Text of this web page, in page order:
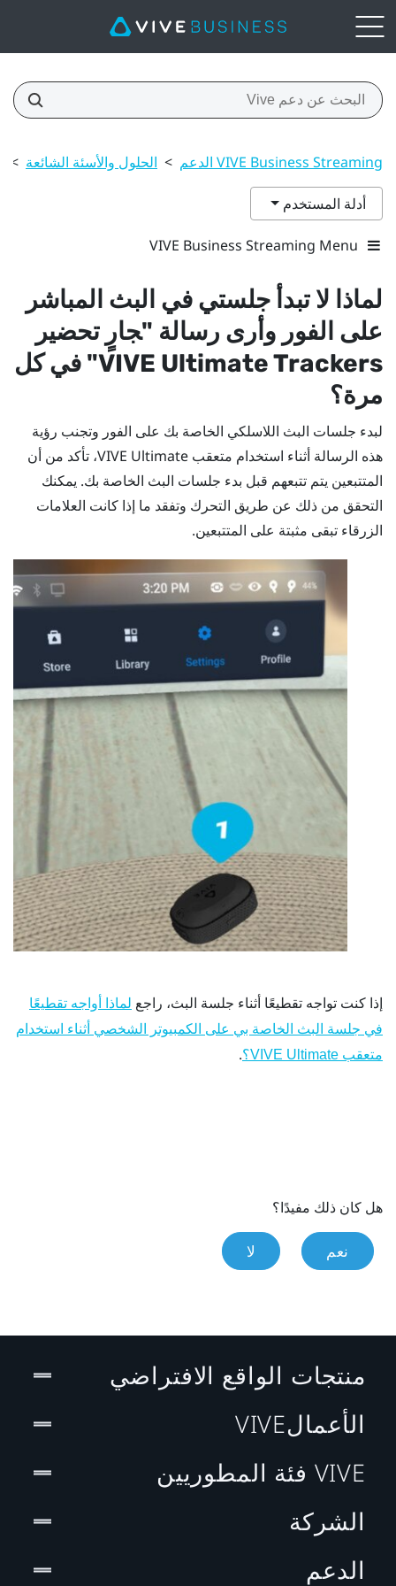
VIVE Business Streaming الدعم > الحلول والأسئة الشائعة >
أدلة المستخدم
VIVE Business Streaming Menu
لماذا لا تبدأ جلستي في البث المباشر
على الفور وأرى رسالة "‍جارٍ تحضير
VIVE Ultimate Trackers"‍ في كل
مرة؟
لبدء جلسات البث اللاسلكي الخاصة بك على الفور وتجنب رؤية
هذه الرسالة أثناء استخدام متعقب VIVE Ultimate
، تأكد من أن
المتتبعين يتم تتبعهم قبل بدء جلسات البث الخاصة بك. يمكنك
التحقق من ذلك عن طريق التحرك وتفقد ما إذا كانت العلامات
الزرقاء تبقى مثبتة على المتتبعين.
إذا كنت تواجه تقطيعًا أثناء جلسة البث، راجع لماذا أواجه تقطيعًا
في جلسة البث الخاصة بي على الكمبيوتر الشخصي أثناء استخدام
متعقب VIVE Ultimate؟
.
هل كان ذلك مفيدًا؟
نعم لا
منتجات الواقع الافتراضي
الأعمالVIVE
VIVE فئة المطوريين
الشركة
الدعم